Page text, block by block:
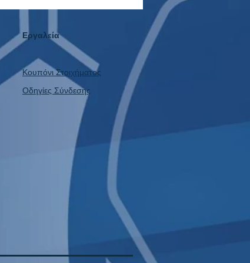
Εργαλεία
Κουπόνι Στοιχήματος
Οδηγίες Σύνδεσης